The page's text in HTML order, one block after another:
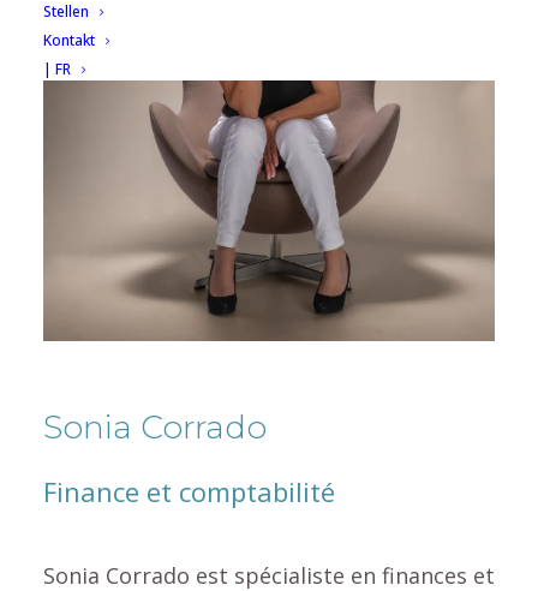
Stellen
Kontakt
| FR
Sonia Corrado
Finance et comptabilité
Sonia Corrado est spécialiste en finances et